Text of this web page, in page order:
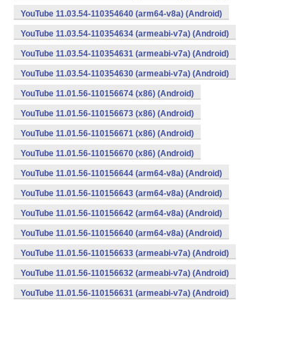
YouTube 11.03.54-110354640 (arm64-v8a) (Android)
YouTube 11.03.54-110354634 (armeabi-v7a) (Android)
YouTube 11.03.54-110354631 (armeabi-v7a) (Android)
YouTube 11.03.54-110354630 (armeabi-v7a) (Android)
YouTube 11.01.56-110156674 (x86) (Android)
YouTube 11.01.56-110156673 (x86) (Android)
YouTube 11.01.56-110156671 (x86) (Android)
YouTube 11.01.56-110156670 (x86) (Android)
YouTube 11.01.56-110156644 (arm64-v8a) (Android)
YouTube 11.01.56-110156643 (arm64-v8a) (Android)
YouTube 11.01.56-110156642 (arm64-v8a) (Android)
YouTube 11.01.56-110156640 (arm64-v8a) (Android)
YouTube 11.01.56-110156633 (armeabi-v7a) (Android)
YouTube 11.01.56-110156632 (armeabi-v7a) (Android)
YouTube 11.01.56-110156631 (armeabi-v7a) (Android)